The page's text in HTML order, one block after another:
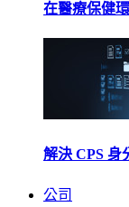
在醫療保健
解決 CPS 身
公司